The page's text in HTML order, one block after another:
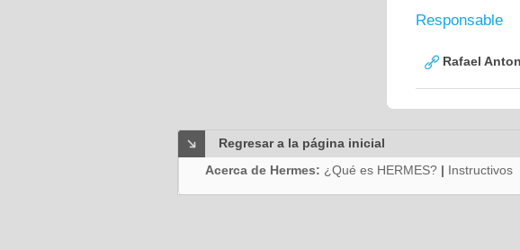
Responsable
Rafael
Regresar a la página inicial
Acerca de Hermes: ¿Qué es HERMES? | Instructivos